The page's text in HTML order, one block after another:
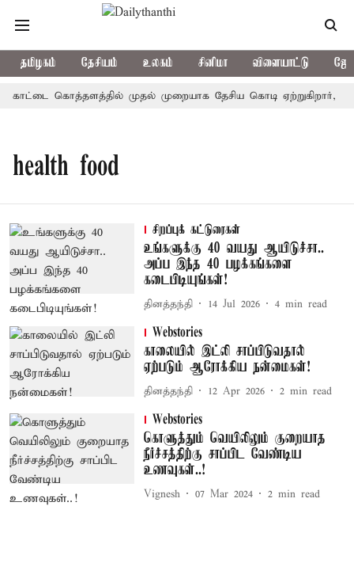
தமிழகம் தேசியம் உலகம் சினிமா விளையாட்டு
கோட்டை கொத்தளத்தில் முதல் முறையாக தேசிய கொடி ஏற்றுகிறார்,
health food
சிறப்புக் கட்டுரைகள்
உங்களுக்கு 40 வயது ஆயிடுச்சா..
அப்ப இந்த 40 பழக்கங்களை
கடைபிடியுங்கள்!
தினத்தந்தி 14 Jul 2026 4 min read
Webstories
காலையில் இட்லி சாப்பிடுவதால்
ஏற்படும் ஆரோக்கிய நன்மைகள்!
தினத்தந்தி 12 Apr 2026 2 min read
Webstories
கொளுத்தும் வெயிலிலும் குறையாத
நீர்ச்சத்திற்கு சாப்பிட வேண்டிய
உணவுகள்..!
Vignesh 07 Mar 2024 2 min read